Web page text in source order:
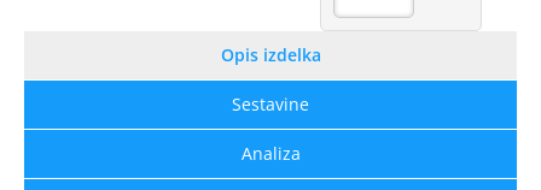
Opis izdelka
Sestavine
Analiza